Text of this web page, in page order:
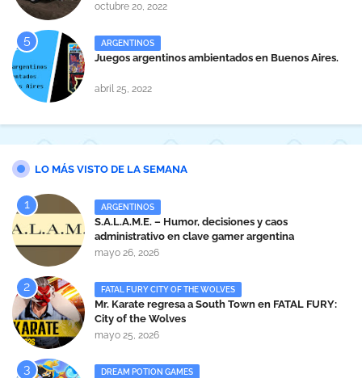
octubre 20, 2022
ARGENTINOS
Juegos argentinos ambientados en Buenos Aires.
abril 25, 2022
LO MÁS VISTO DE LA SEMANA
ARGENTINOS
S.A.L.A.M.E. – Humor, decisiones y caos
administrativo en clave gamer argentina
mayo 26, 2026
FATAL FURY CITY OF THE WOLVES
Mr. Karate regresa a South Town en FATAL FURY:
City of the Wolves
mayo 25, 2026
DREAM POTION GAMES